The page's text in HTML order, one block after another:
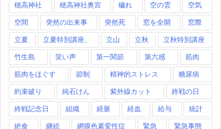
穂高神社 穂高神社奥宮 穢れ 空の雲 空気
空間 突然の出来事 突然死 窓を全開 窓際
立夏 立夏特別講座、 立山 立秋 立秋特別講座
竹生島 笑い声 第一関節 第六感 筋肉
筋肉をほぐす 節制 精神的ストレス 糖尿病
約束破り 純石けん 紫外線カット 終戦の日
終戦記念日 組織 経脈 経血 給与 統計
絶食 継続 網膜色素変性症 緊急 緊急事態